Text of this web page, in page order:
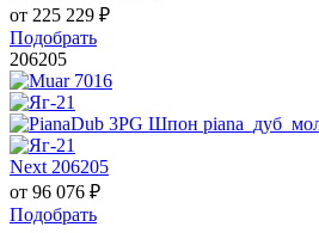
от 225 229 ₽
Подобрать
206205
Next 206205
от 96 076 ₽
Подобрать